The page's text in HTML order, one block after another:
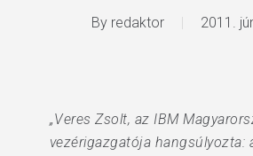
By redaktor 2011.
„Veres Zsolt, az IBM
vezérigazgatója hangsúlyozta: